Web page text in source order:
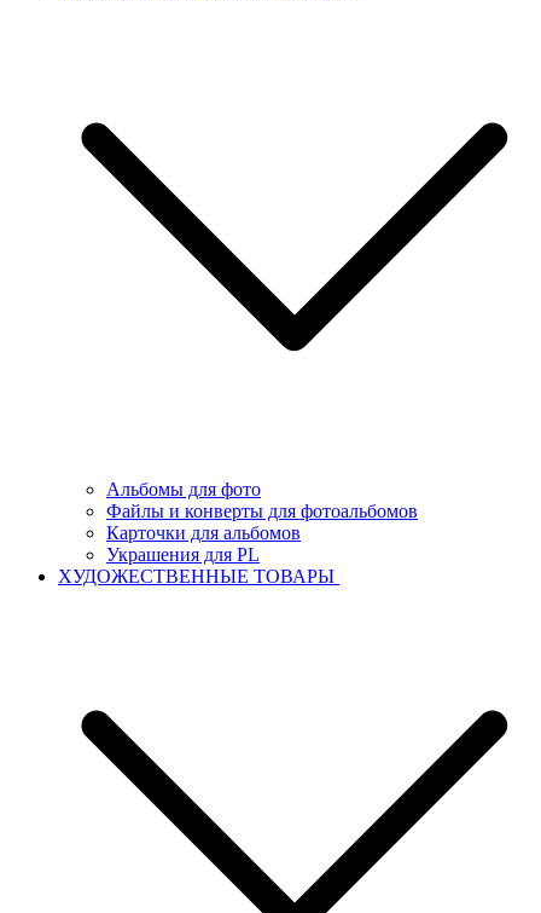
Альбомы для фото
Файлы и конверты для фотоальбомов
Карточки для альбомов
Украшения для PL
ХУДОЖЕСТВЕННЫЕ ТОВАРЫ